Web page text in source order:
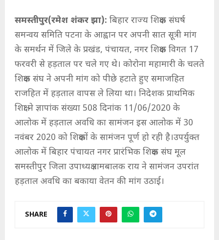
समस्तीपुर(रमेश शंकर झा): बिहार राज्य शिक्षक संघर्ष
समन्वय समिति पटना के आह्वान पर अपनी सात सूत्री मांग
के समर्थन में जिले के प्रखंड, पंचायत, नगर शिक्षक विगत 17
फरवरी से हड़ताल पर चले गए थे। कोरोना महामारी के चलते
शिक्षक संघ ने अपनी मांग को पीछे हटाते हुए समाजहित
राजहित में हड़ताल वापस ले लिया था। निदेशक प्राथमिक
शिक्षा ने ज्ञापांक संख्या 508 दिनांक 11/06/2020 के
आलोक में हड़ताल अवधि का सामंजन इस आलोक में 30
नवंबर 2020 को शिक्षकों के सामंजन पूर्ण हो रही है।उपर्युक्त
आलोक में बिहार पंचायत नगर प्रारंभिक शिक्षक संघ मूल
समस्तीपुर जिला उपाध्यक्ष रामबालक राय ने सामंजन उपरांत
हड़ताल अवधि का बकाया वेतन की मांग उठाई।
SHARE